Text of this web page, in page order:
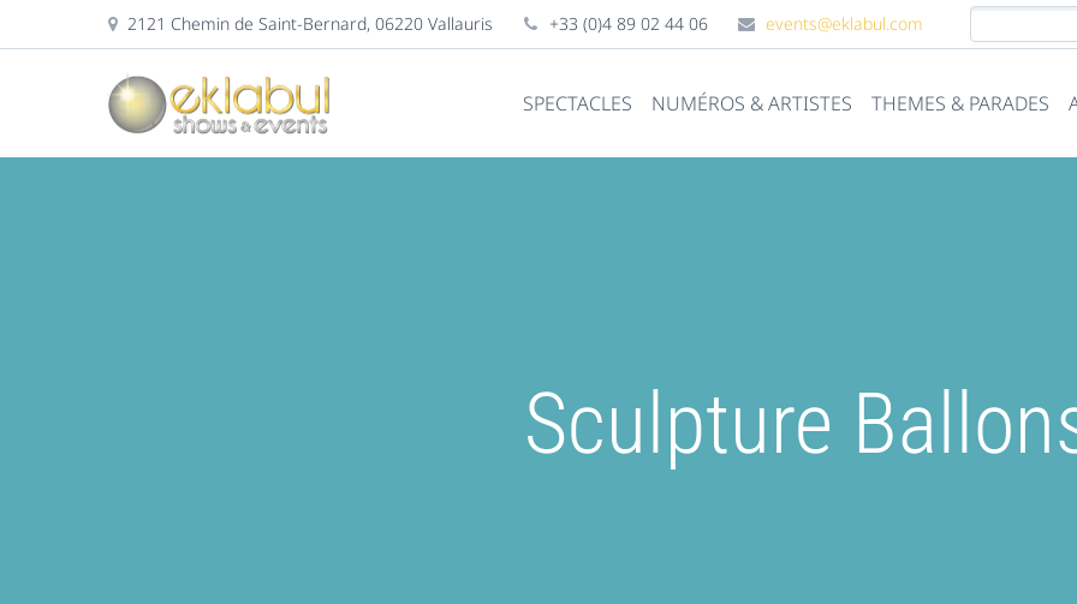
2121 Chemin de Saint-Bernard, 06220 Vallauris +33 (0)4 89 02 44 06 events@eklabul.com
SPECTACLES NUMÉROS & ARTISTES THEMES & PARADES
Sculpture